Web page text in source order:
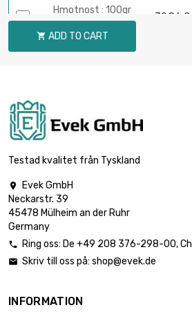
Hmotnost : 100gr
(0.1kg)
39,86 €
Hmotnost : 1000gr
(1kg)
Hmotnost : 2000gr
 ADD TO CART
Testad kvalitet från Tyskland

Evek GmbH
Neckarstr. 39
45478 Mülheim an der Ruhr
Germany
 Ring oss: De +49 208 376-298-00, Ch
 Skriv till oss på: shop@evek.de
INFORMATION